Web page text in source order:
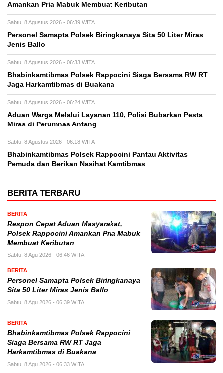
Amankan Pria Mabuk Membuat Keributan
Sabtu, 8 Agustus 2026 - 06:39 WITA
Personel Samapta Polsek Biringkanaya Sita 50 Liter Miras
Jenis Ballo
Sabtu, 8 Agustus 2026 - 06:33 WITA
Bhabinkamtibmas Polsek Rappocini Siaga Bersama RW RT
Jaga Harkamtibmas di Buakana
Sabtu, 8 Agustus 2026 - 06:24 WITA
Aduan Warga Melalui Layanan 110, Polisi Bubarkan Pesta
Miras di Perumnas Antang
Sabtu, 8 Agustus 2026 - 06:18 WITA
Bhabinkamtibmas Polsek Rappocini Pantau Aktivitas
Pemuda dan Berikan Nasihat Kamtibmas
BERITA TERBARU
BERITA
Respon Cepat Aduan Masyarakat,
Polsek Rappocini Amankan Pria Mabuk
Membuat Keributan
Sabtu, 8 Agu 2026 - 06:46 WITA
BERITA
Personel Samapta Polsek Biringkanaya
Sita 50 Liter Miras Jenis Ballo
Sabtu, 8 Agu 2026 - 06:39 WITA
BERITA
Bhabinkamtibmas Polsek Rappocini
Siaga Bersama RW RT Jaga
Harkamtibmas di Buakana
Sabtu, 8 Agu 2026 - 06:33 WITA